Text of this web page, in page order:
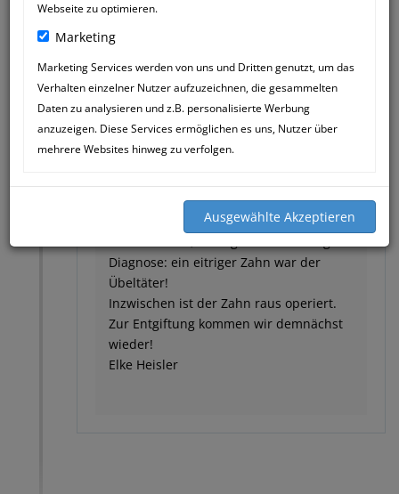
Webseite zu optimieren.
Marketing
Marketing Services werden von uns und Dritten genutzt, um das
Verhalten einzelner Nutzer aufzuzeichnen, die gesammelten
Daten zu analysieren und z.B. personalisierte Werbung
anzuzeigen. Diese Services ermöglichen es uns, Nutzer über
mehrere Websites hinweg zu verfolgen.
Bei Katja Mössner müssen wir uns
Für mich war es ein Notfall, als unsere
Tibet Terrier Hündin plötzlich eine dicke
eitrige Backe hatte. Beim TA hätte ich
erst Stunden später einen Termin
bekommen. Zu Katja durften wir gleich
einfühlsam untersuchte sie die geplagte
Maus und stellte - wie sich später
Diagnose: ein eitriger Zahn war der
Übeltäter!
Inzwischen ist der Zahn raus operiert.
Zur Entgiftung kommen wir demnächst
wieder!
Elke Heisler